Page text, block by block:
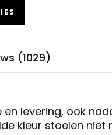
(1029)
en levering, ook
kleur stoelen niet